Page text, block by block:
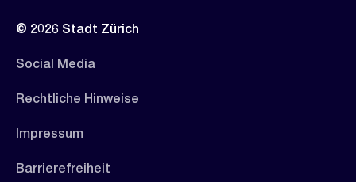
© 2026 Stadt Zürich
Social Media
Rechtliche Hinweise
Impressum
Barrierefreiheit